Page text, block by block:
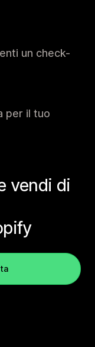
un check-
per il tuo
vendi di